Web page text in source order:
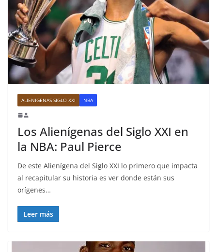
ALIENIGENAS SIGLO XXI NBA
Los Alienígenas del Siglo XXI en
la NBA: Paul Pierce
De este Alienígena del Siglo XXI lo primero que impacta
al recapitular su historia es ver donde están sus
orígenes…
Leer más